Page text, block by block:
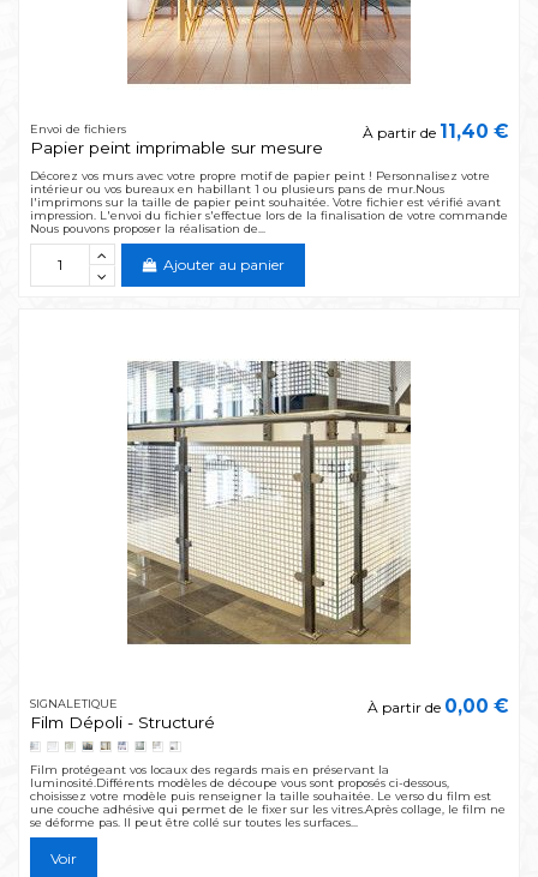
Envoi de fichiers
Papier peint imprimable sur mesure
À partir de 11,40 €
Décorez vos murs avec votre propre motif de papier peint ! Personnalisez votre
intérieur ou vos bureaux en habillant 1 ou plusieurs pans de mur.Nous
l'imprimons sur la taille de papier peint souhaitée. Votre fichier est vérifié avant
impression. L'envoi du fichier s'effectue lors de la finalisation de votre commande
Nous pouvons proposer la réalisation de...
Ajouter au panier
SIGNALETIQUE
Film Dépoli - Structuré
À partir de 0,00 €
Film protégeant vos locaux des regards mais en préservant la
luminosité.Différents modèles de découpe vous sont proposés ci-dessous,
choisissez votre modèle puis renseigner la taille souhaitée. Le verso du film est
une couche adhésive qui permet de le fixer sur les vitres.Après collage, le film ne
se déforme pas. Il peut être collé sur toutes les surfaces...
Voir